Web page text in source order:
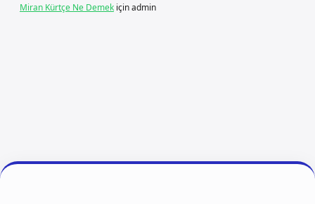
Miran Kürtçe Ne Demek içinadmin
girişvdcasino girişbetexper